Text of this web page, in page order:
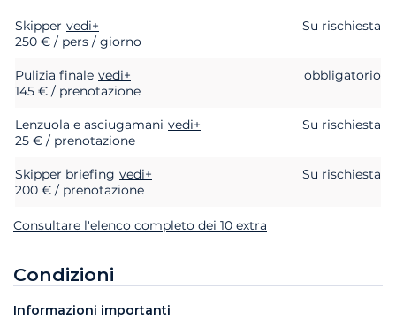
Extra Stato Prezzo
Skipper vedi+
Su rischiesta
250 € / pers / giorno
Pulizia finale vedi+
obbligatorio
145 € / prenotazione
Lenzuola e asciugamani vedi+
Su rischiesta
25 € / prenotazione
Skipper briefing vedi+
Su rischiesta
200 € / prenotazione
Consultare l'elenco completo dei 10 extra
Condizioni
Informazioni importanti